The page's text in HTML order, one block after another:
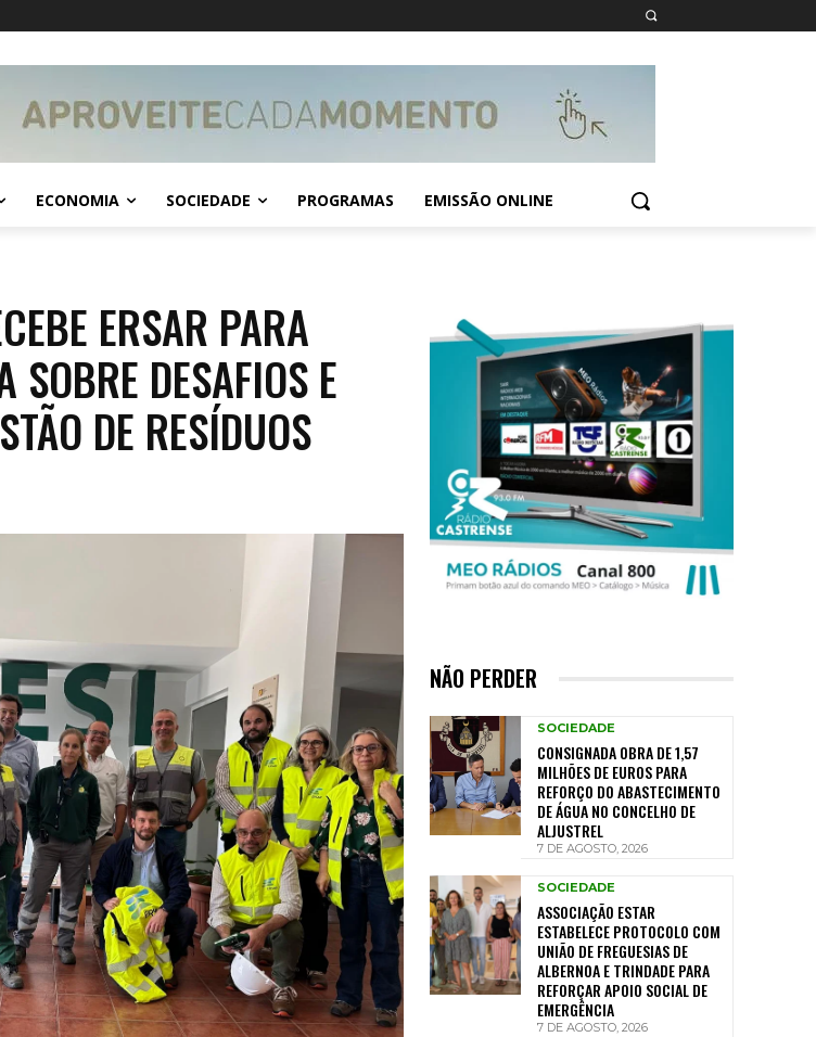
ECONOMIA SOCIEDADE PROGRAMAS EMISSÃO ONLINE
ERSAR PARA
SOBRE DESAFIOS E
DE RESÍDUOS
NÃO PERDER
SOCIEDADE
CONSIGNADA OBRA DE 1,57
MILHÕES DE EUROS PARA
REFORÇO DO ABASTECIMENTO
DE ÁGUA NO CONCELHO DE
ALJUSTREL
7 DE AGOSTO, 2026
SOCIEDADE
ASSOCIAÇÃO ESTAR
ESTABELECE PROTOCOLO COM
UNIÃO DE FREGUESIAS DE
ALBERNOA E TRINDADE PARA
REFORÇAR APOIO SOCIAL DE
EMERGÊNCIA
7 DE AGOSTO, 2026